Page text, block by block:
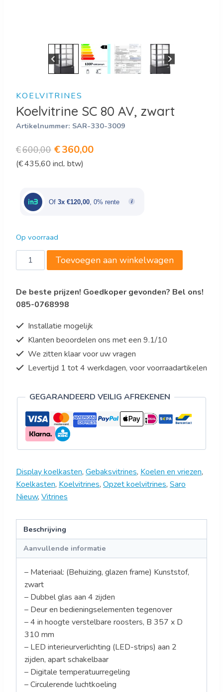
KOELVITRINES
Koelvitrine SC 80 AV, zwart
Artikelnummer: SAR-330-3009
€600,00 Oorspronkelijke
prijs
€600,00.
€360,00Huidige
€360,00.
(€435,60 incl. btw)
Of 3x €120,00 , 0% rente
Op voorraad
Koelvitrine
SC
AV,
zwart
Toevoegen aan winkelwagen
De beste prijzen! Goedkoper gevonden? Bel ons!
085-0768998
Installatie mogelijk
Klanten beoordelen ons met een 9.1/10
We zitten klaar voor uw vragen
Levertijd 1 tot 4 werkdagen, voor voorraadartikelen
GEGARANDEERD VEILIG AFREKENEN
Display koelkasten, Gebaksvitrines, Koelen en vriezen,
Koelkasten, Koelvitrines, Opzet koelvitrines, Saro
Nieuw, Vitrines
Beschrijving
Aanvullende informatie
– Materiaal: (Behuizing, glazen frame) Kunststof,
zwart
– Dubbel glas aan 4 zijden
– Deur en bedieningselementen tegenover
– 4 in hoogte verstelbare roosters, B 357 x D
310 mm
– LED interieurverlichting (LED-strips) aan 2
zijden, apart schakelbaar
– Digitale temperatuurregeling
– Circulerende luchtkoeling